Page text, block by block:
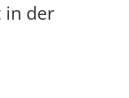
in der